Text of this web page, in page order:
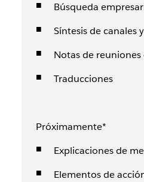
Búsqueda
Síntesis de canales
Notas de
Traducciones
Próximamente*
Explicaciones de
Elementos de